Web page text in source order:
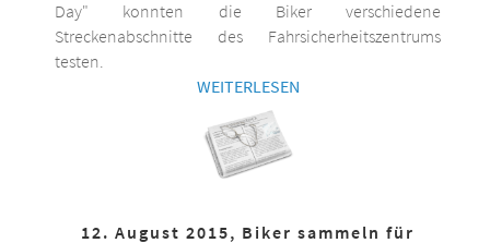
Day" konnten die Biker verschiedene
Streckenabschnitte des Fahrsicherheitszentrums
testen.
WEITERLESEN
12. August 2015, Biker sammeln für